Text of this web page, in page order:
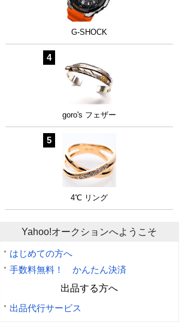
計
セ
【まとめ売り】1円スタ
ート アクセサリー ネッ
クレス 大量出品 総重量
約4.1キロ メッキ イミテ
ート アクセサリー ネッ
クレス ブレスレット 大
シルバー
現在
NAVAL WATCH
NAVAL WATCH
Produced By
LOWERCASE
FRXA001（ステンレ
10,000円〜
8
CASIO
クラシックなデジタル
5,300円〜
G-SHOCK
4
goro's フェザー
5
4℃ リング
Yahoo!オークションへようこそ
はじめての方へ
手数料無料！ かんたん決済
出品する方へ
出品代行サービス